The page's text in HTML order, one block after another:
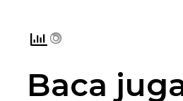
Baca